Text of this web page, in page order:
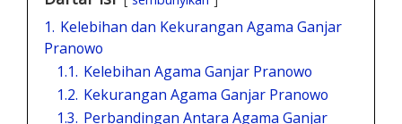
1. Kelebihan dan Kekurangan Agama Ganjar
Pranowo
1.1. Kelebihan Agama Ganjar Pranowo
1.2. Kekurangan Agama Ganjar Pranowo
1.3. Perbandingan Antara Agama Ganjar